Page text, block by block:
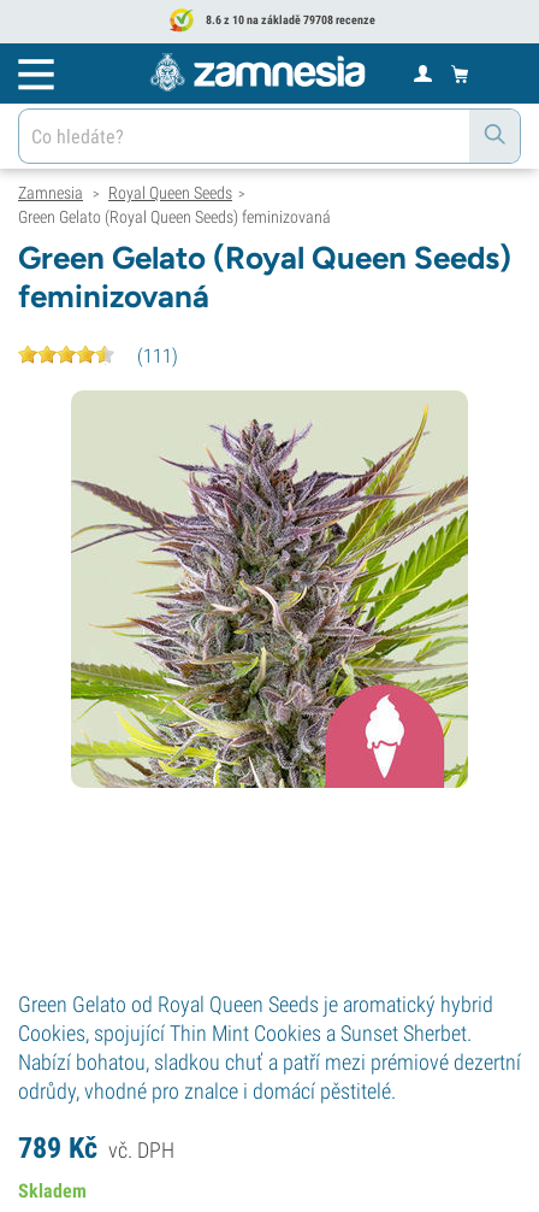
8.6 z 10 na základě 79708 recenze
Zamnesia > Royal Queen Seeds >
Green Gelato (Royal Queen Seeds) feminizovaná
Green Gelato (Royal Queen Seeds)
feminizovaná
(111)
Green Gelato od Royal Queen Seeds je aromatický hybrid
Cookies, spojující Thin Mint Cookies a Sunset Sherbet.
Nabízí bohatou, sladkou chuť a patří mezi prémiové dezertní
odrůdy, vhodné pro znalce i domácí pěstitelé.
789 Kč vč. DPH
Skladem